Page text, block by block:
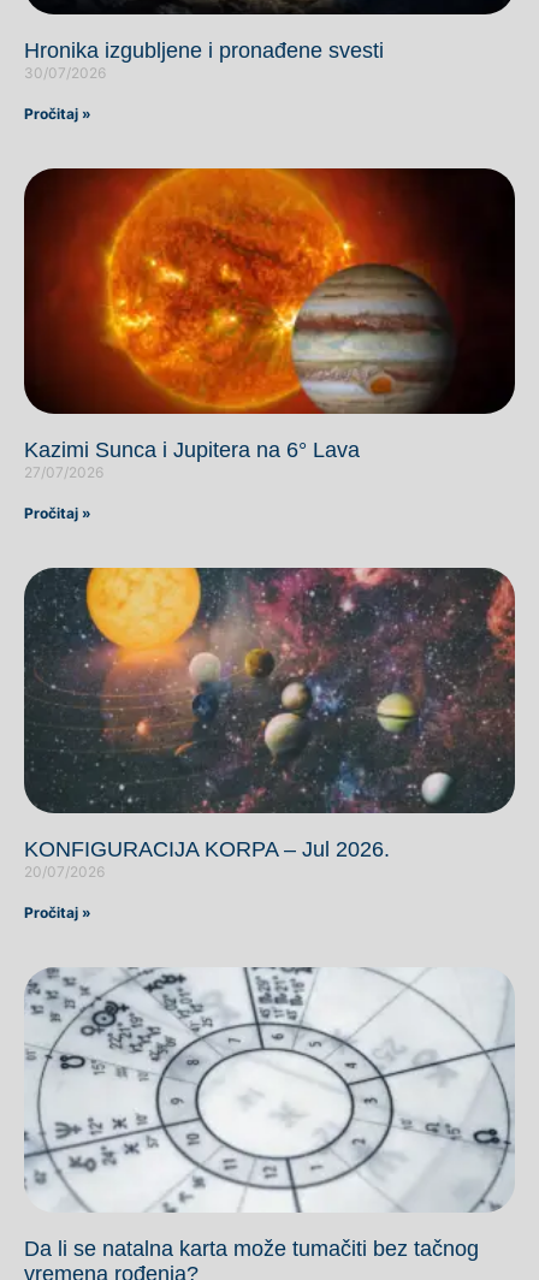
Hronika izgubljene i pronađene svesti
30/07/2026
Pročitaj »
Kazimi Sunca i Jupitera na 6° Lava
27/07/2026
Pročitaj »
KONFIGURACIJA KORPA – Jul 2026.
20/07/2026
Pročitaj »
Da li se natalna karta može tumačiti bez tačnog
vremena rođenja?